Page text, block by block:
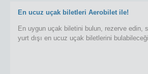
En ucuz uçak biletleri Aerobilet ile!
En uygun uçak biletini bulun, rezerve edin,
yurt dışı en ucuz uçak biletlerini